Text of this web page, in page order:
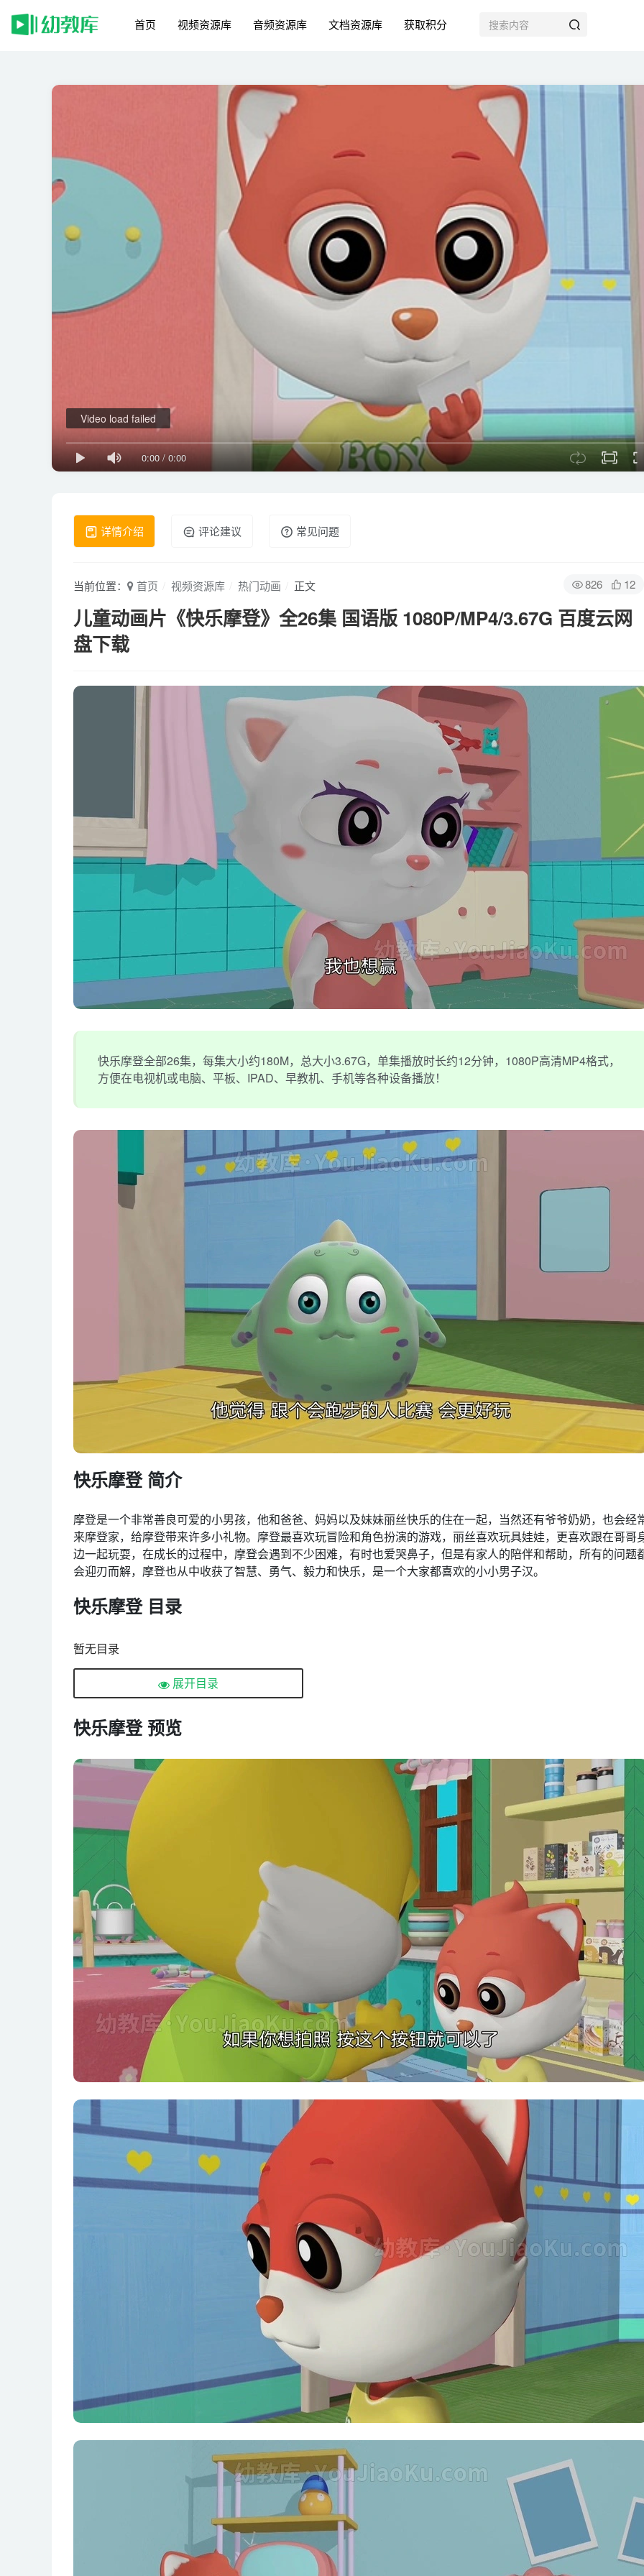
首页 视频资源库 音频资源库 文档资源库 获取积分
0:00/0:00
Video load failed
详情介绍 评论建议 常见问题
826 12
当前位置： 首页 视频资源库 热门动画 正文
儿童动画片《快乐摩登》全26集 国语版 1080P/MP4/3.67G 百度云网
盘下载
快乐摩登全部26集，每集大小约180M，总大小3.67G，单集播放时长约12分钟，1080P高清MP4格式，
方便在电视机或电脑、平板、IPAD、早教机、手机等各种设备播放！
快乐摩登 简介
摩登是一个非常善良可爱的小男孩，他和爸爸、妈妈以及妹妹丽丝快乐的住在一起，当然还有爷爷奶奶，也会经
来摩登家，给摩登带来许多小礼物。摩登最喜欢玩冒险和角色扮演的游戏，丽丝喜欢玩具娃娃，更喜欢跟在哥哥
边一起玩耍，在成长的过程中，摩登会遇到不少困难，有时也爱哭鼻子，但是有家人的陪伴和帮助，所有的问题
会迎刃而解，摩登也从中收获了智慧、勇气、毅力和快乐，是一个大家都喜欢的小小男子汉。
快乐摩登 目录
暂无目录
展开目录
快乐摩登 预览